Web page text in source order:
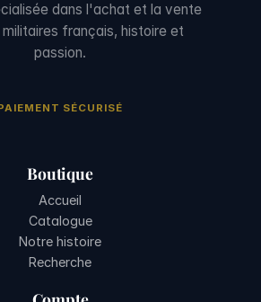
dans l'achat et la vente
français, histoire et
passion.
SÉCURISÉ
Boutique
Accueil
Catalogue
Notre histoire
Recherche